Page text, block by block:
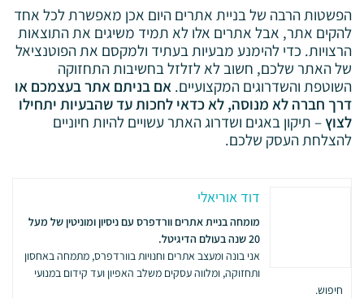
הפשטות הרבה של בניית אתרים היום אכן מאפשרת לכל אחד
להקים אתר, אבל אתרים אלו לא תמיד משיגים את התוצאות
הרצויות. כדי להימנע מבעיות בעתיד ולמקסם את הפוטנציאל
של האתר שלכם, חשוב לא לזלזל בחשיבות התחזוקה
השוטפת והשדרוגים המקצועיים.אם בניתם אתר בעצמכם או
דרך חברה לא מנוסה, לא כדאי לחכות עד שהבעיות יתחילו
לצוץ– תיקון באגים ושדרוג האתר עשויים להיות חיוניים
להצלחת העסק שלכם.
דוד אוריאלי
מומחה בניית אתרים וורדפרס עם ניסיון ומוניטין של מעל
20 שנה בעולם הדיגיטל.
אני בונה ומעצב אתרים וחנויות בוורדפרס, מתמחה באחסון
ותחזוקה, ומלווה עסקים משלב האפיון ועד קידום במנועי
חיפוש.